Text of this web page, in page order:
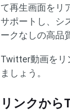
て再生画面をリ
サポートし、シ
ークなしの高品
Twitter動画をリ
ましょう。
リンクから